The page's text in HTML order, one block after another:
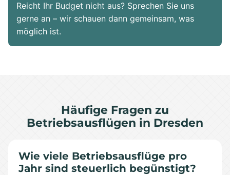
Reicht Ihr Budget nicht aus? Sprechen Sie uns
gerne an – wir schauen dann gemeinsam, was
möglich ist.
Häufige Fragen zu
Betriebsausflügen in Dresden
Wie viele Betriebsausflüge pro
Jahr sind steuerlich begünstigt?